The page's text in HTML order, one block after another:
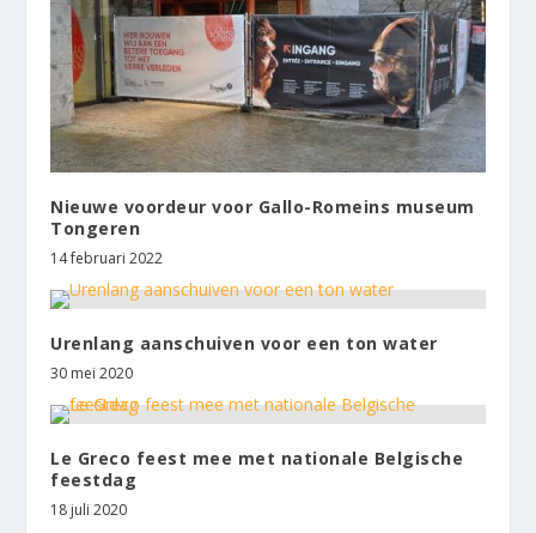
Nieuwe voordeur voor Gallo-Romeins museum
Tongeren
14 februari 2022
Urenlang aanschuiven voor een ton water
30 mei 2020
Le Greco feest mee met nationale Belgische
feestdag
18 juli 2020